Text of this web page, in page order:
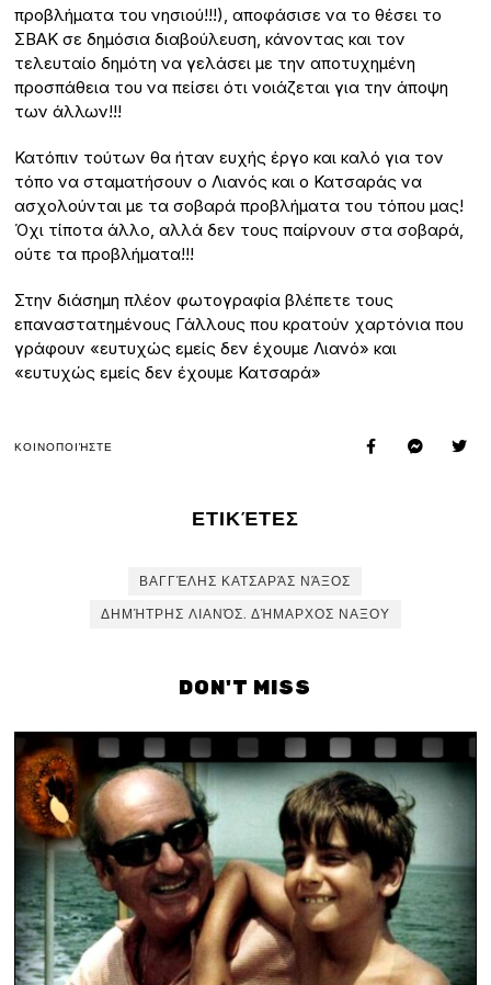
προβλήματα του νησιού!!!), αποφάσισε να το θέσει το
ΣΒΑΚ σε δημόσια διαβούλευση, κάνοντας και τον
τελευταίο δημότη να γελάσει με την αποτυχημένη
προσπάθεια του να πείσει ότι νοιάζεται για την άποψη
των άλλων!!!
Κατόπιν τούτων θα ήταν ευχής έργο και καλό για τον
τόπο να σταματήσουν ο Λιανός και ο Κατσαράς να
ασχολούνται με τα σοβαρά προβλήματα του τόπου μας!
Όχι τίποτα άλλο, αλλά δεν τους παίρνουν στα σοβαρά,
ούτε τα προβλήματα!!!
Στην διάσημη πλέον φωτογραφία βλέπετε τους
επαναστατημένους Γάλλους που κρατούν χαρτόνια που
γράφουν «ευτυχώς εμείς δεν έχουμε Λιανό» και
«ευτυχώς εμείς δεν έχουμε Κατσαρά»
ΚΟΙΝΟΠΟΙΉΣΤΕ
ΕΤΙΚΈΤΕΣ
ΒΑΓΓΈΛΗΣ ΚΑΤΣΑΡΆΣ ΝΆΞΟΣ
ΔΗΜΉΤΡΗΣ ΛΙΑΝΌΣ. ΔΉΜΑΡΧΟΣ ΝΑΞΟΥ
DON'T MISS